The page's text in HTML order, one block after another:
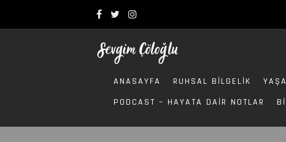
ANASAYFA RUHSAL BILGELIK
PODCAST – HAYATA DAIR NOTLAR